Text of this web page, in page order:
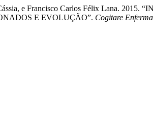
e Francisco Carlos Félix Lana.
E EVOLUÇÃO”. Cogitare